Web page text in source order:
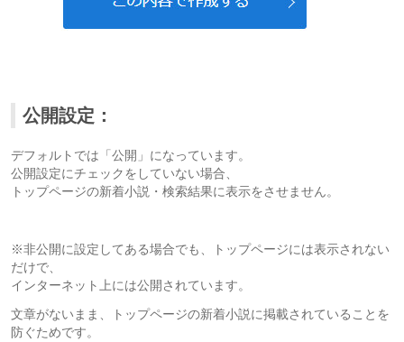
公開設定：
デフォルトでは「公開」になっています。
公開設定にチェックをしていない場合、
トップページの新着小説・検索結果に表示をさせません。
※非公開に設定してある場合でも、トップページには表示されない
だけで、
インターネット上には公開されています。
文章がないまま、トップページの新着小説に掲載されていることを
防ぐためです。